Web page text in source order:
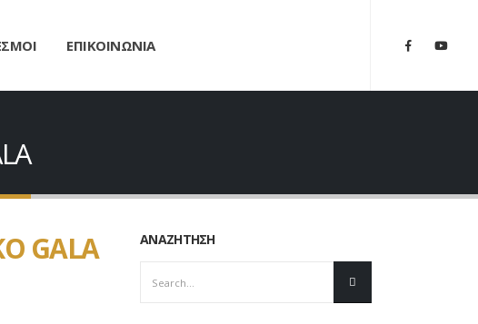
ΕΠΙΚΟΙΝΩΝΙΑ
GALA ΑΝΑΖΗΤΗΣΗ